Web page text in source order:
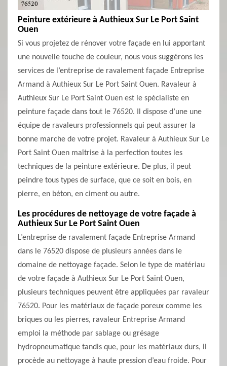
Peinture extérieure à Authieux Sur Le Port Saint
Ouen
Si vous projetez de rénover votre façade en lui apportant
une nouvelle touche de couleur, nous vous suggérons les
services de l’entreprise de ravalement façade Entreprise
Armand à Authieux Sur Le Port Saint Ouen. Ravaleur à
Authieux Sur Le Port Saint Ouen est le spécialiste en
peinture façade dans tout le 76520. Il dispose d’une une
équipe de ravaleurs professionnels qui peut assurer la
bonne marche de votre projet. Ravaleur à Authieux Sur Le
Port Saint Ouen maîtrise à la perfection toutes les
techniques de la peinture extérieure. De plus, il peut
peindre tous types de surface, que ce soit en bois, en
pierre, en béton, en ciment ou autre.
Les procédures de nettoyage de votre façade à
Authieux Sur Le Port Saint Ouen
L’entreprise de ravalement façade Entreprise Armand
dans le 76520 dispose de plusieurs années dans le
domaine de nettoyage façade. Selon le type de matériau
de votre façade à Authieux Sur Le Port Saint Ouen,
plusieurs techniques peuvent être appliquées par ravaleur
76520. Pour les matériaux de façade poreux comme les
briques ou les pierres, ravaleur Entreprise Armand
emploi la méthode par sablage ou grésage
hydropneumatique tandis que, pour les matériaux durs, il
procède au nettoyage à haute pression d’eau froide. Pour